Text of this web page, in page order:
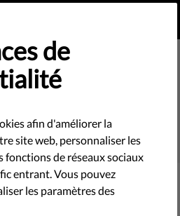
de
afin d'améliorer la
site web, personnaliser les
fonctions de réseaux sociaux
entrant. Vous pouvez
les paramètres des